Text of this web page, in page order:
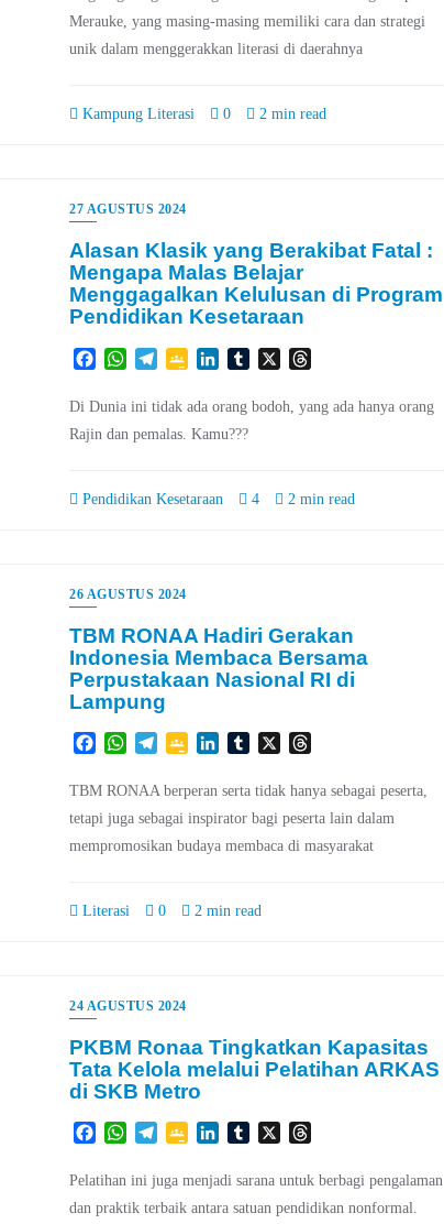
Merauke, yang masing-masing memiliki cara dan strategi
unik dalam menggerakkan literasi di daerahnya
Kampung Literasi 0 2 min read
27 AGUSTUS 2024
Alasan Klasik yang Berakibat Fatal :
Mengapa Malas Belajar
Menggagalkan Kelulusan di Program
Pendidikan Kesetaraan
FacebookWhatsApp
TelegramGoogleLinkedInTumblr
X
Di Dunia ini tidak ada orang bodoh, yang ada hanya orang
Rajin dan pemalas. Kamu???
Pendidikan Kesetaraan 4 2 min read
26 AGUSTUS 2024
TBM RONAA Hadiri Gerakan
Indonesia Membaca Bersama
Perpustakaan Nasional RI di
Lampung
FacebookWhatsApp
TelegramGoogleLinkedInTumblr
X
TBM RONAA berperan serta tidak hanya sebagai peserta,
tetapi juga sebagai inspirator bagi peserta lain dalam
mempromosikan budaya membaca di masyarakat
Literasi 0 2 min read
24 AGUSTUS 2024
PKBM Ronaa Tingkatkan Kapasitas
Tata Kelola melalui Pelatihan ARKAS
di SKB Metro
FacebookWhatsApp
TelegramGoogleLinkedInTumblr
X
Pelatihan ini juga menjadi sarana untuk berbagi pengalaman
dan praktik terbaik antara satuan pendidikan nonformal.